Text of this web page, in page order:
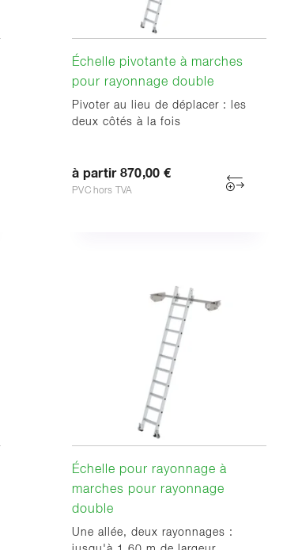
Échelle pivotante à marches
pour rayonnage double
Pivoter au lieu de déplacer : les
deux côtés à la fois
à partir 870,00 €
PVC hors TVA
Échelle pour rayonnage à
marches pour rayonnage
double
Une allée, deux rayonnages :